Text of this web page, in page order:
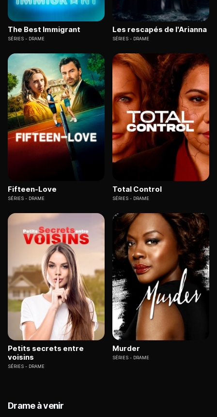
The Best Immigrant
SÉRIES DRAME
Les rescapés de l'Arianna
SÉRIES DRAME
Fifteen-Love
SÉRIES DRAME
Total Control
SÉRIES DRAME
Petits secrets entre
voisins
SÉRIES DRAME
Murder
SÉRIES DRAME
Drame à venir